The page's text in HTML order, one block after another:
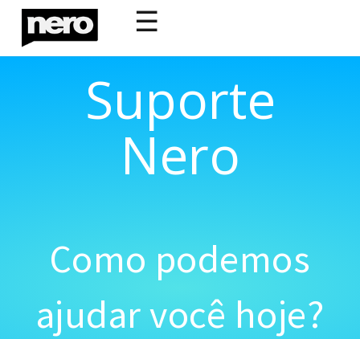
☰
Suporte
Nero
Como podemos
ajudar você hoje?